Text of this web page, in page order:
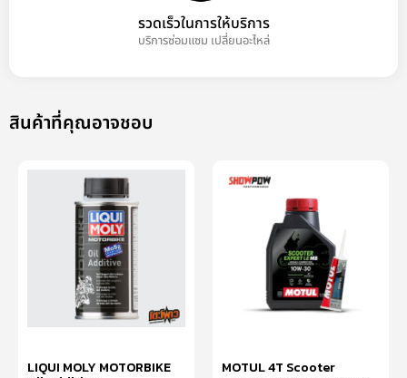
รวดเร็วในการให้บริการ
บริการซ่อมแซม เปลี่ยนอะไหล่
สินค้าที่คุณอาจชอบ
LIQUI MOLY MOTORBIKE MOTUL 4T Scooter